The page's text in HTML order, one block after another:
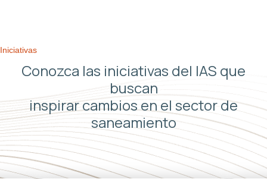
Iniciativas
Conozca las iniciativas del IAS que
buscan
inspirar cambios en el sector de
saneamiento